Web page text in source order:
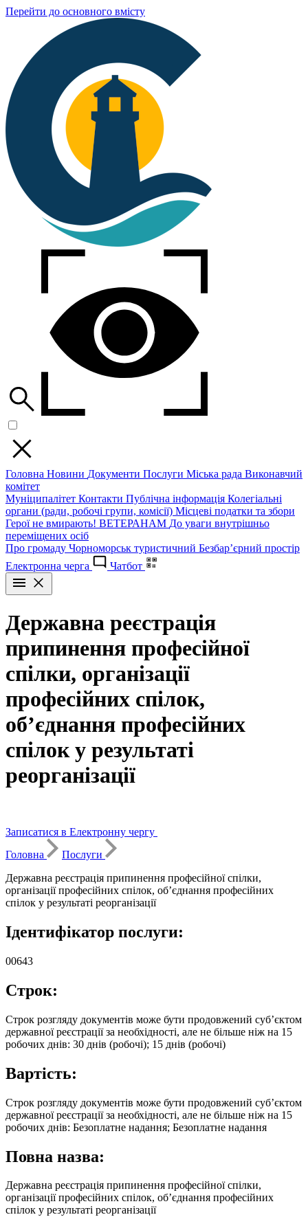
Перейти до основного вмісту
Головна Новини Документи Послуги Міська рада Виконавчий
комітет
Муніципалітет Контакти Публічна інформація Колегіальні
органи (ради, робочі групи, комісії) Місцеві податки та збори
Герої не вмирають! ВЕТЕРАНАМ До уваги внутрішньо
переміщених осіб
Про громаду Чорноморськ туристичний Безбар’єрний простір
Електронна черга
Чатбот
Державна реєстрація
припинення професійної
спілки, організації
професійних спілок,
об’єднання професійних
спілок у результаті
реорганізації
Записатися в Електронну чергу
Головна
Послуги
Державна реєстрація припинення професійної спілки,
організації професійних спілок, об’єднання професійних
спілок у результаті реорганізації
Ідентифікатор послуги:
00643
Строк:
Строк розгляду документів може бути продовжений суб’єктом
державної реєстрації за необхідності, але не більше ніж на 15
робочих днів: 30 днів (робочі); 15 днів (робочі)
Вартість:
Строк розгляду документів може бути продовжений суб’єктом
державної реєстрації за необхідності, але не більше ніж на 15
робочих днів: Безоплатне надання; Безоплатне надання
Повна назва:
Державна реєстрація припинення професійної спілки,
організації професійних спілок, об’єднання професійних
спілок у результаті реорганізації